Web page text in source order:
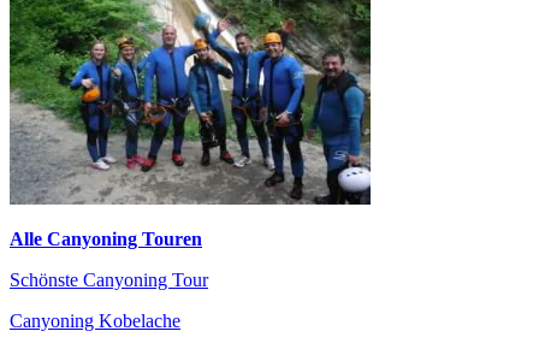
Alle Canyoning Touren
Schönste Canyoning Tour
Canyoning Kobelache